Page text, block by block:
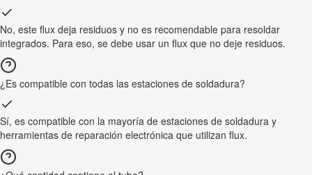
No, este flux deja residuos y no es recomendable para resoldar
integrados. Para eso, se debe usar un flux que no deje residuos.
¿Es compatible con todas las estaciones de soldadura?
Sí, es compatible con la mayoría de estaciones de soldadura y
herramientas de reparación electrónica que utilizan flux.